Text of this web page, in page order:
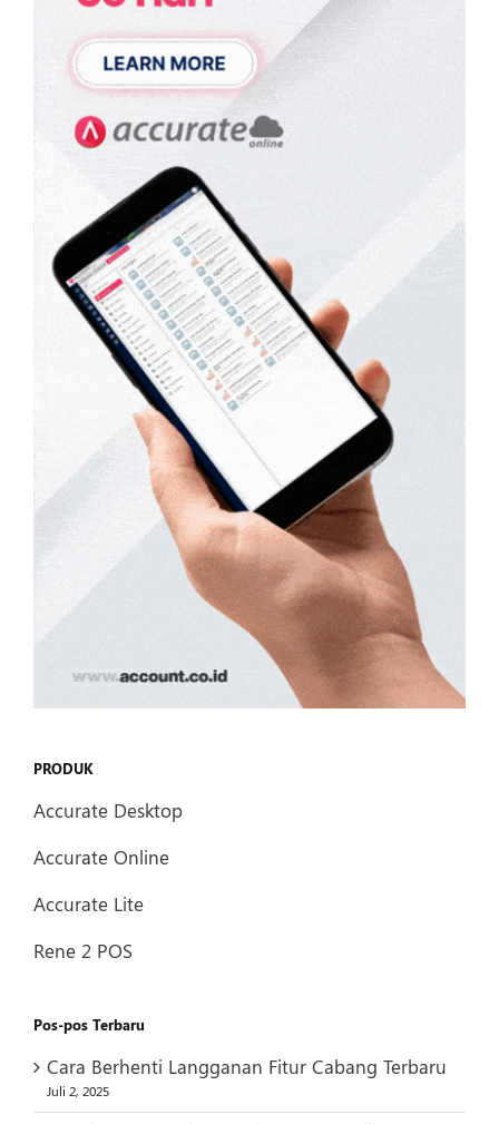
PRODUK
Accurate Desktop
Accurate Online
Accurate Lite
Rene 2 POS
Pos-pos Terbaru
Cara Berhenti Langganan Fitur Cabang Terbaru
Juli 2, 2025